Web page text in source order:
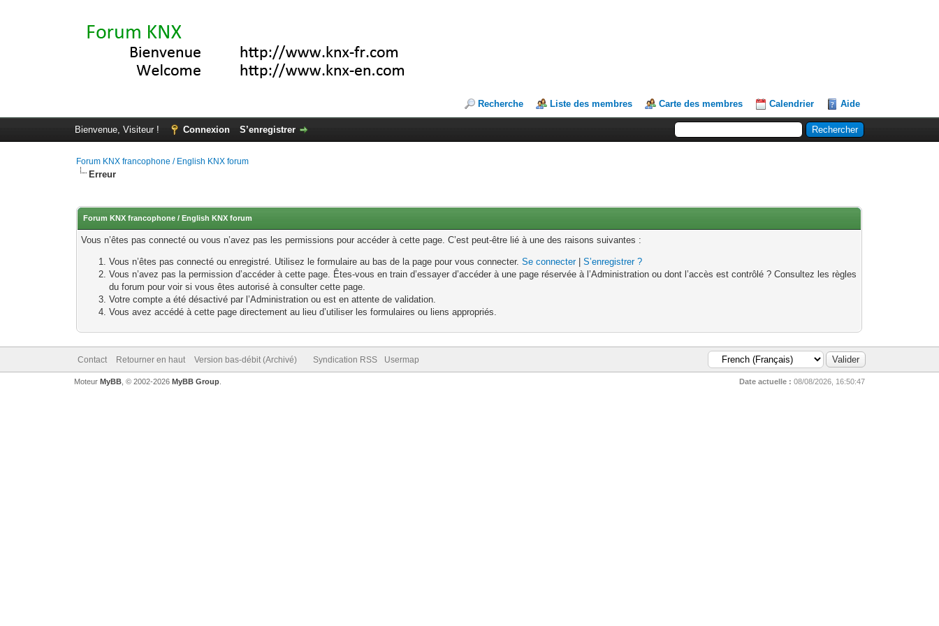
Recherche Liste des membres Carte des membres Calendrier Aide
Bienvenue, Visiteur ! Connexion S’enregistrer
Forum KNX francophone / English KNX forum
Erreur
Forum KNX francophone / English KNX forum
Vous n’êtes pas connecté ou vous n’avez pas les permissions pour accéder à cette page. C’est peut-être lié à une des raisons suivantes :
Vous n’êtes pas connecté ou enregistré. Utilisez le formulaire au bas de la page pour vous connecter.Se connecter|S’enregistrer ?
Vous n’avez pas la permission d’accéder à cette page. Êtes-vous en train d’essayer d’accéder à une page réservée à l’Administration ou dont l’accès est contrôlé ? Consultez les règles
du forum pour voir si vous êtes autorisé à consulter cette page.
Votre compte a été désactivé par l’Administration ou est en attente de validation.
Vous avez accédé à cette page directement au lieu d’utiliser les formulaires ou liens appropriés.
Contact Retourner en haut Version bas-débit (Archivé) Syndication RSS Usermap
Date actuelle : 08/08/2026, 16:50:47
Moteur MyBB, © 2002-2026 MyBB Group.